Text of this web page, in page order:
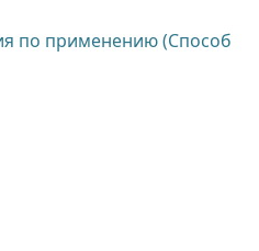
по применению (Способ